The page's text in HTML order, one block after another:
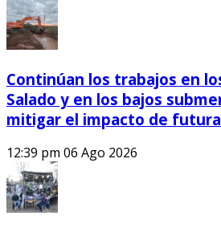
Continúan los trabajos en
Salado y en los bajos
mitigar el impacto de
12:39 pm 06 Ago 2026